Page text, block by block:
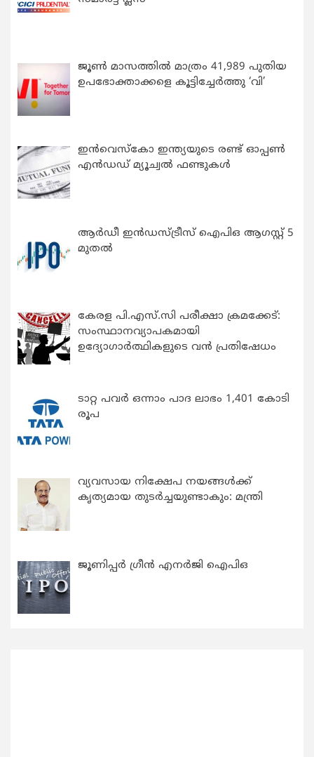
ജൂൺ മാസത്തിൽ മാത്രം 41,989 പുതിയ
ഉപഭോക്താക്കളെ കൂട്ടിച്ചേർത്തു ‘വി’
ഇന്‍വെസ്കോ ഇന്ത്യയുടെ രണ്ട് ഓപ്പണ്‍
എന്‍ഡഡ് മ്യൂച്വല്‍ ഫണ്ടുകള്‍
ആർഡീ ഇൻഡസ്ട്രീസ് ഐപിഒ ആഗസ്റ്റ് 5
മുതൽ
കേരള പി.എസ്.സി പരീക്ഷാ ക്രമക്കേട്:
സംസ്ഥാനവ്യാപകമായി
ഉദ്യോഗാര്‍ത്ഥികളുടെ വന്‍ പ്രതിഷേധം
ടാറ്റ പവർ ഒന്നാം പാദ ലാഭം 1,401 കോടി
രൂപ
വ്യവസായ നിക്ഷേപ നയങ്ങള്‍ക്ക്
കൃത്യമായ തുടര്‍ച്ചയുണ്ടാകും: മന്ത്രി
ജൂണിപ്പർ ഗ്രീൻ എനർജി ഐപിഒ